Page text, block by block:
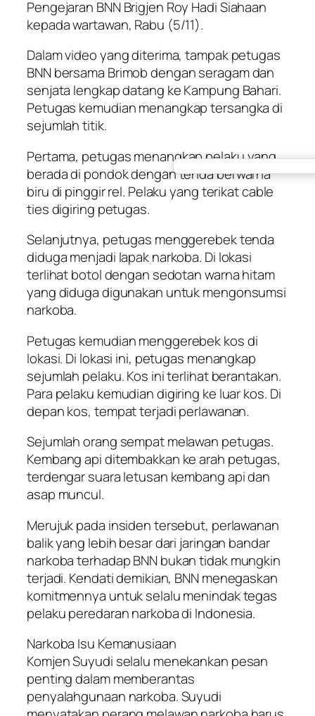
Pengejaran BNN Brigjen Roy Hadi Siahaan
kepada wartawan, Rabu (5/11).
Dalam video yang diterima, tampak petugas
BNN bersama Brimob dengan seragam dan
senjata lengkap datang ke Kampung Bahari.
Petugas kemudian menangkap tersangka di
sejumlah titik.
Pertama, petugas menangkap pelaku yang
berada di pondok dengan tenda berwarna
biru di pinggir rel. Pelaku yang terikat cable
ties digiring petugas.
Selanjutnya, petugas menggerebek tenda
diduga menjadi lapak narkoba. Di lokasi
terlihat botol dengan sedotan warna hitam
yang diduga digunakan untuk mengonsumsi
narkoba.
Petugas kemudian menggerebek kos di
lokasi. Di lokasi ini, petugas menangkap
sejumlah pelaku. Kos ini terlihat berantakan.
Para pelaku kemudian digiring ke luar kos. Di
depan kos, tempat terjadi perlawanan.
Sejumlah orang sempat melawan petugas.
Kembang api ditembakkan ke arah petugas,
terdengar suara letusan kembang api dan
asap muncul.
Merujuk pada insiden tersebut, perlawanan
balik yang lebih besar dari jaringan bandar
narkoba terhadap BNN bukan tidak mungkin
terjadi. Kendati demikian, BNN menegaskan
komitmennya untuk selalu menindak tegas
pelaku peredaran narkoba di Indonesia.
Narkoba Isu Kemanusiaan
Komjen Suyudi selalu menekankan pesan
penting dalam memberantas
penyalahgunaan narkoba. Suyudi